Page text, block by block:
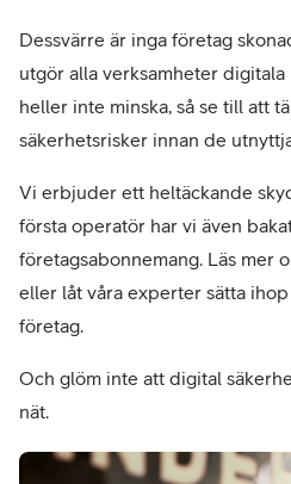
Dessvärre är inga företag
utgör alla verksamheter digitala
heller inte minska, så se till att
säkerhetsrisker innan de
Vi erbjuder ett heltäckande
första operatör har vi även
företagsabonnemang. Läs mer
eller låt våra experter sätta
företag.
Och glöm inte att digital
nät.